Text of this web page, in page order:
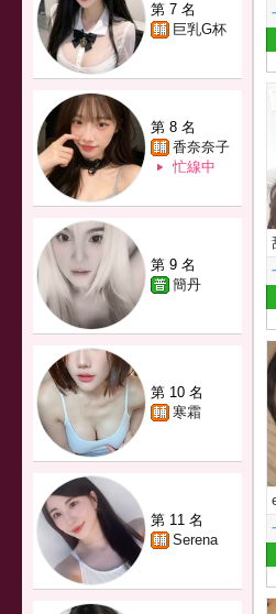
第 7 名
巨乳G杯
第 8 名
香奈奈子
忙線中
第 9 名
簡丹
第 10 名
寒霜
第 11 名
Serena